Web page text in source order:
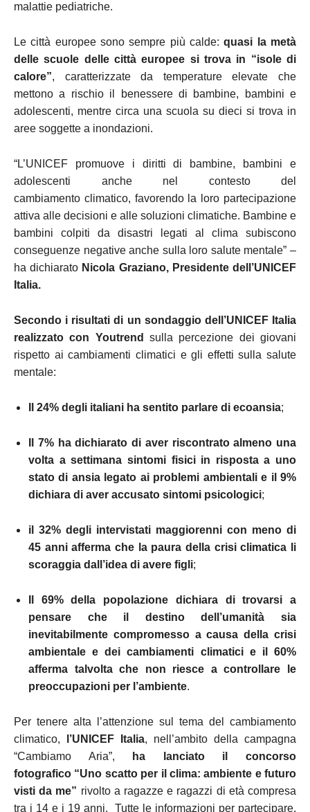
malattie pediatriche.
Le città europee sono sempre più calde:quasi la metà
delle scuole delle città europee si trova in “isole di
calore”, caratterizzate da temperature elevate che
mettono a rischio il benessere di bambine, bambini e
adolescenti, mentre circa una scuola su dieci si trova in
aree soggette a inondazioni.
“L’UNICEF promuove i diritti di bambine, bambini e
adolescenti anche nel contesto del
cambiamento climatico, favorendo la loro partecipazione
attiva alle decisioni e alle soluzioni climatiche. Bambine e
bambini colpiti da disastri legati al clima subiscono
conseguenze negative anche sulla loro salute mentale” –
ha dichiarato Nicola Graziano, Presidente dell’UNICEF
Italia.
Secondo i risultati di un sondaggio dell’UNICEF Italia
realizzato con Youtrend
sulla percezione dei giovani
rispetto ai cambiamenti climatici e gli effetti sulla salute
mentale:
Il 24% degli italiani ha sentito parlare di ecoansia;
Il 7% ha dichiarato di aver riscontrato almeno una
volta a settimana sintomi fisici in risposta a uno
stato di ansia legato ai problemi ambientali e il 9%
dichiara di aver accusato sintomi psicologici;
il 32% degli intervistati maggiorenni con meno di
45 anni afferma che la paura della crisi climatica li
scoraggia dall’idea di avere figli;
Il 69% della popolazione dichiara di trovarsi a
pensare che il destino dell’umanità sia
inevitabilmente compromesso a causa della crisi
ambientale e dei cambiamenti climatici e il 60%
afferma talvolta che non riesce a controllare le
preoccupazioni per l’ambiente.
Per tenere alta l’attenzione sul tema del cambiamento
climatico,
l’UNICEF Italia, nell’ambito della campagna
“Cambiamo Aria”,
ha lanciato il concorso
fotografico “Uno scatto per il clima: ambiente e futuro
visti da me” rivolto a ragazze e ragazzi di età compresa
tra i 14 e i 19 anni. Tutte le informazioni per partecipare,